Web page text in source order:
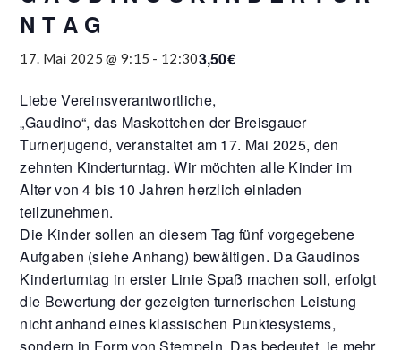
N T A G
17. Mai 2025 @ 9:15 - 12:303,50€
Liebe Vereinsverantwortliche,
„Gaudino“, das Maskottchen der Breisgauer
Turnerjugend, veranstaltet am 17. Mai 2025, den
zehnten Kinderturntag. Wir möchten alle Kinder im
Alter von 4 bis 10 Jahren herzlich einladen
teilzunehmen.
Die Kinder sollen an diesem Tag fünf vorgegebene
Aufgaben (siehe Anhang) bewältigen. Da Gaudinos
Kinderturntag in erster Linie Spaß machen soll, erfolgt
die Bewertung der gezeigten turnerischen Leistung
nicht anhand eines klassischen Punktesystems,